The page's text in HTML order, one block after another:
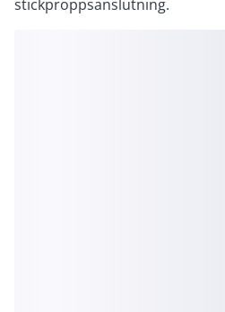
stickproppsanslutning.